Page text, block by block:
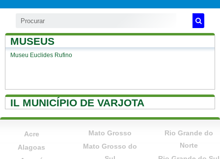
MUSEUS
Museu Euclides Rufino
IL MUNICÍPIO DE VARJOTA
Acre
Alagoas
Mato Grosso
Mato Grosso do
Rio Grande do
Norte